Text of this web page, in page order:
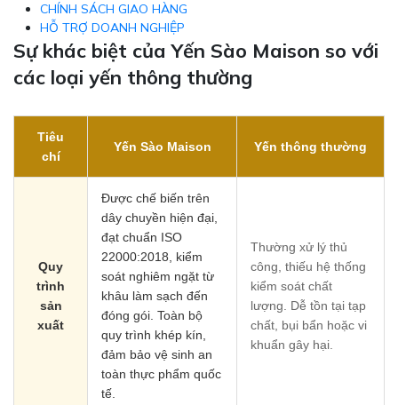
CHÍNH SÁCH GIAO HÀNG
HỖ TRỢ DOANH NGHIỆP
Sự khác biệt của Yến Sào Maison so với
các loại yến thông thường
Tiêu
chí
Yến Sào Maison Yến thông thường
Quy
trình
sản
xuất
Được chế biến trên
dây chuyền hiện đại,
đạt chuẩn ISO
22000:2018, kiểm
soát nghiêm ngặt từ
khâu làm sạch đến
đóng gói. Toàn bộ
quy trình khép kín,
đảm bảo vệ sinh an
toàn thực phẩm quốc
tế.
Thường xử lý thủ
công, thiếu hệ thống
kiểm soát chất
lượng. Dễ tồn tại tạp
chất, bụi bẩn hoặc vi
khuẩn gây hại.